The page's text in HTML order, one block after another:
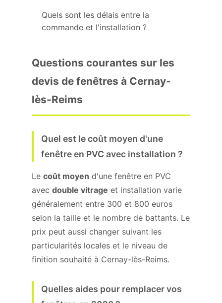
Quels sont les délais entre la
commande et l'installation ?
Questions courantes sur les
devis de fenêtres à Cernay-
lès-Reims
Quel est le coût moyen d'une
fenêtre en PVC avec installation ?
Le coût moyen d'une fenêtre en PVC
avec double vitrage et installation varie
généralement entre 300 et 800 euros
selon la taille et le nombre de battants. Le
prix peut aussi changer suivant les
particularités locales et le niveau de
finition souhaité à Cernay-lès-Reims.
Quelles aides pour remplacer vos